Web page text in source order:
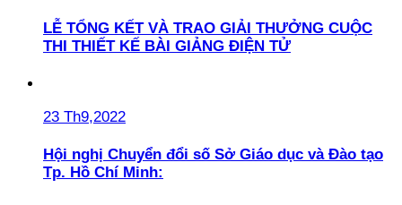
LỄ TỔNG KẾT VÀ TRAO GIẢI THƯỞNG CUỘC
THI THIẾT KẾ BÀI GIẢNG ĐIỆN TỬ
23 Th9,2022
Hội nghị Chuyển đổi số Sở Giáo dục và Đào tạo
Tp. Hồ Chí Minh: